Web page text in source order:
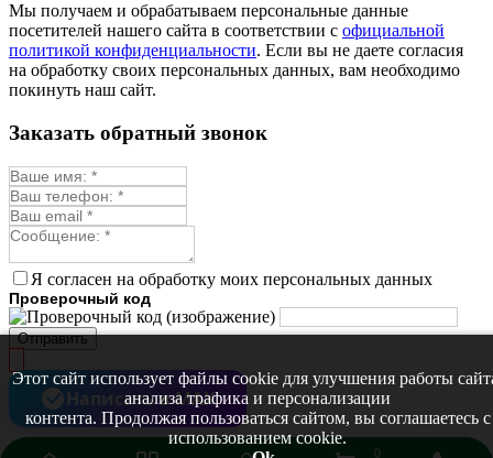
Мы получаем и обрабатываем персональные данные
посетителей нашего сайта в соответствии с официальной
политикой конфиденциальности. Если вы не даете согласия
на обработку своих персональных данных, вам необходимо
покинуть наш сайт.
Этот сайт использует файлы cookie для улучшения работы
анализа трафика и персонализации
контента. Продолжая пользоваться сайтом, вы соглашаетесь с
использованием cookie.
Заказать обратный звонок
Я согласен на обработку моих персональных данных
Проверочный код
Отправить
0
Написать в MAX